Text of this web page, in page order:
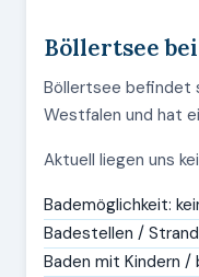
Böllertsee
Böllertsee befindet
Westfalen und hat
Aktuell liegen uns
Bademöglichkeit:
Badestellen /
Baden mit Kindern /